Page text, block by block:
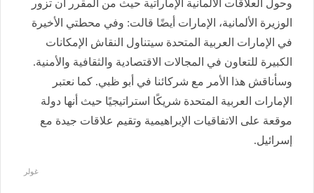
وحول العلاقات الألمانية الإماراتية حيث من المقرر أن تزور
الوزيرة الألمانية، الإمارات أيضًا قالت: وفي محطتي الأخيرة
في الإمارات العربية المتحدة سيتناول النقاش الإمكانات
الكبيرة للتعاون في المجالات الاقتصادية والثقافية والأمنية.
وسأناقش هذا الأمر مع شركائنا في أبو ظبي. كما نعتبر
الإمارات العربية المتحدة شريكًا استراتيجيًا حيث أنها دولة
موقعة على الاتفاقيات الإبراهيمية وتقيم علاقات جيدة مع
إسرائيل.
غولر